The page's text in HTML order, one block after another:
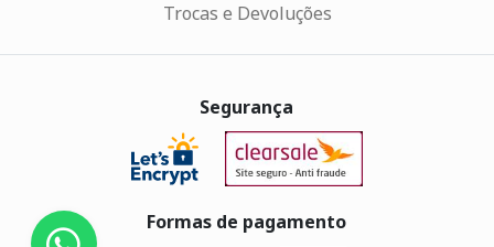
Trocas e Devoluções
Segurança
Formas de pagamento